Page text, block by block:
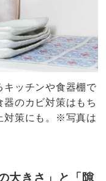
キッチンや食器棚で
のカビ対策はもち
対策にも。※写真は
大きさ」と「隙